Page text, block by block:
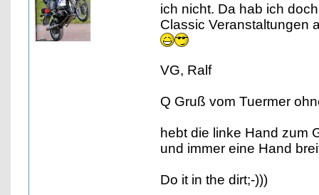
ich nicht. Da hab ich
Classic Veranstaltungen
VG, Ralf
Q Gruß vom Tuermer
hebt die linke Hand zum
und immer eine Hand
Do it in the dirt;-)))